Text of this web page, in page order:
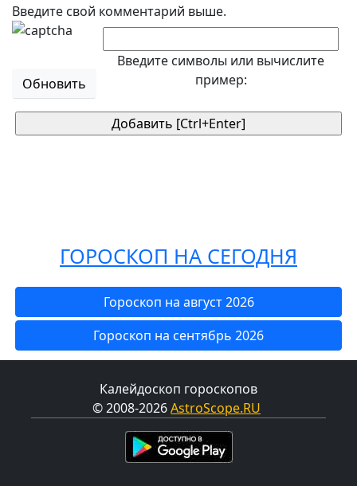
Введите свой комментарий выше.
Обновить
Введите символы или вычислите
пример:
ГОРОСКОП НА СЕГОДНЯ
Гороскоп на август 2026
Гороскоп на сентябрь 2026
Калейдоскоп гороскопов
© 2008-2026AstroScope.RU